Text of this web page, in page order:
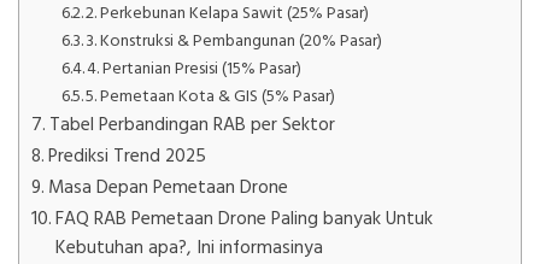
2. Perkebunan Kelapa Sawit (25% Pasar)
3. Konstruksi & Pembangunan (20% Pasar)
4. Pertanian Presisi (15% Pasar)
5. Pemetaan Kota & GIS (5% Pasar)
Tabel Perbandingan RAB per Sektor
Prediksi Trend 2025
Masa Depan Pemetaan Drone
FAQ RAB Pemetaan Drone Paling banyak Untuk
Kebutuhan apa?, Ini informasinya